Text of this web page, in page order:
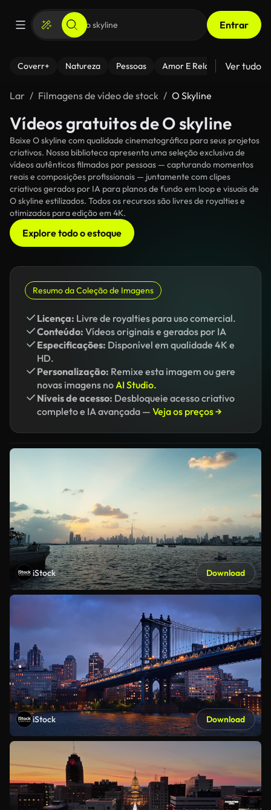
Entrar
Coverr+ Natureza Pessoas Amor E Relacionamentos
Ver tudo
Lar Filmagens de vídeo de stock O Skyline
Vídeos gratuitos de O skyline
Baixe O skyline com qualidade cinematográfica para seus projetos
criativos. Nossa biblioteca apresenta uma seleção exclusiva de
vídeos autênticos filmados por pessoas — capturando momentos
reais e composições profissionais — juntamente com clipes
criativos gerados por IA para planos de fundo em loop e visuais de
O skyline estilizados. Todos os recursos são livres de royalties e
otimizados para edição em 4K.
Explore todo o estoque
Resumo da Coleção de Imagens
Licença: Livre de royalties para uso comercial.
Conteúdo: Vídeos originais e gerados por IA
Especificações: Disponível em qualidade 4K e
HD.
Personalização: Remixe esta imagem ou gere
novas imagens noAI Studio.
Níveis de acesso: Desbloqueie acesso criativo
completo e IA avançada — Veja os preços →
iStock Download
iStock Download